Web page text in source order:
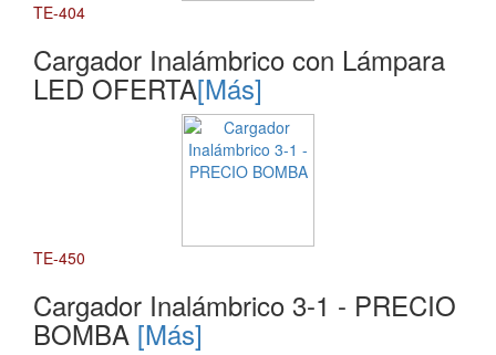
TE-404
Cargador Inalámbrico con Lámpara
LED OFERTA[Más]
TE-450
Cargador Inalámbrico 3-1 - PRECIO
BOMBA [Más]